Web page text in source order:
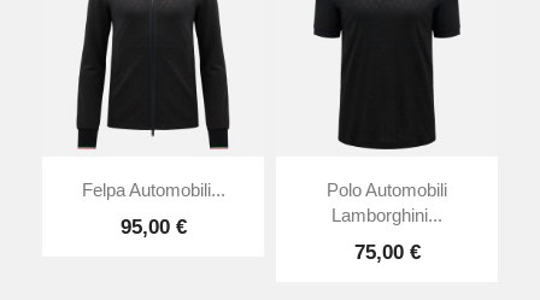
Felpa Automobili...
95,00 €
Polo Automobili
Lamborghini...
75,00 €